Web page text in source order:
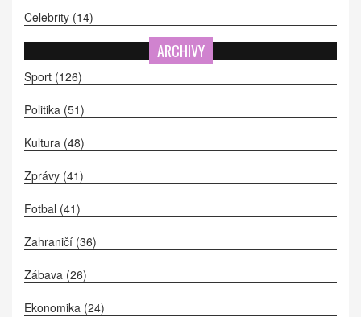
Celebrity (14)
ARCHIVY
Sport (126)
Politika (51)
Kultura (48)
Zprávy (41)
Fotbal (41)
Zahraničí (36)
Zábava (26)
Ekonomika (24)